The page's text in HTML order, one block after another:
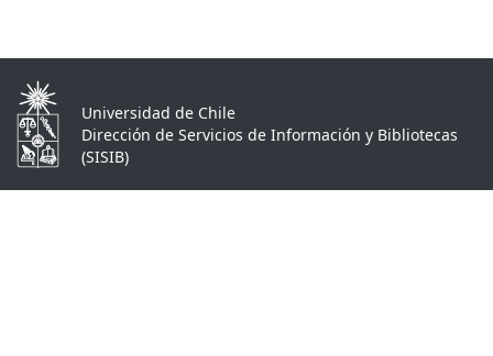
Universidad de Chile
Dirección de Servicios de Información y Bibliotecas
(SISIB)